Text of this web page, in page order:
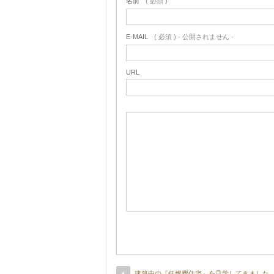
E-MAIL ( 必須 ) - 公開されません -
URL